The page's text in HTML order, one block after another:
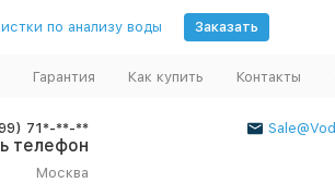
по анализу воды Заказать
Гарантия Как купить Контакты
71*-**-**
телефон
Москва